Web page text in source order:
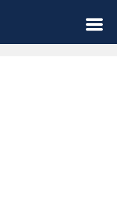
Menu